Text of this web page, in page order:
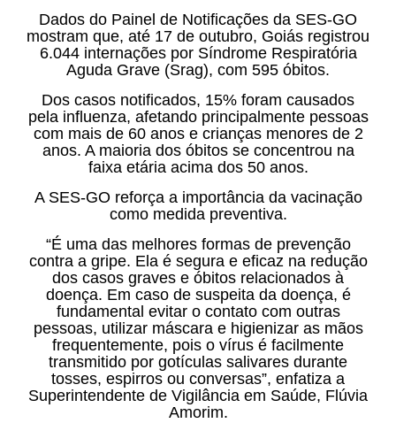
Dados do Painel de Notificações da SES-GO
mostram que, até 17 de outubro, Goiás registrou
6.044 internações por Síndrome Respiratória
Aguda Grave (Srag), com 595 óbitos.
Dos casos notificados, 15% foram causados
pela influenza, afetando principalmente pessoas
com mais de 60 anos e crianças menores de 2
anos. A maioria dos óbitos se concentrou na
faixa etária acima dos 50 anos.
A SES-GO reforça a importância da vacinação
como medida preventiva.
“É uma das melhores formas de prevenção
contra a gripe. Ela é segura e eficaz na redução
dos casos graves e óbitos relacionados à
doença. Em caso de suspeita da doença, é
fundamental evitar o contato com outras
pessoas, utilizar máscara e higienizar as mãos
frequentemente, pois o vírus é facilmente
transmitido por gotículas salivares durante
tosses, espirros ou conversas”, enfatiza a
Superintendente de Vigilância em Saúde, Flúvia
Amorim.